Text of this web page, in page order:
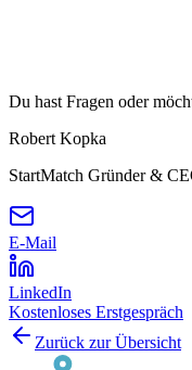
Du hast Fragen oder
Robert Kopka
StartMatch Gründer &
E-Mail
LinkedIn
Kostenloses Erstgespräch
Zurück zur Übersicht